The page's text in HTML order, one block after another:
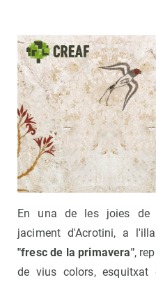
En una de les joies de
jaciment d'Acrotini, a
"fresc de la primavera",
de vius colors,